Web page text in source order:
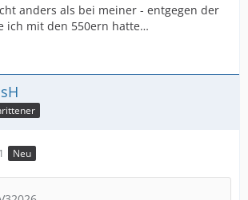
anders als bei meiner - entgegen der
ich mit den 550ern hatte…
Neu